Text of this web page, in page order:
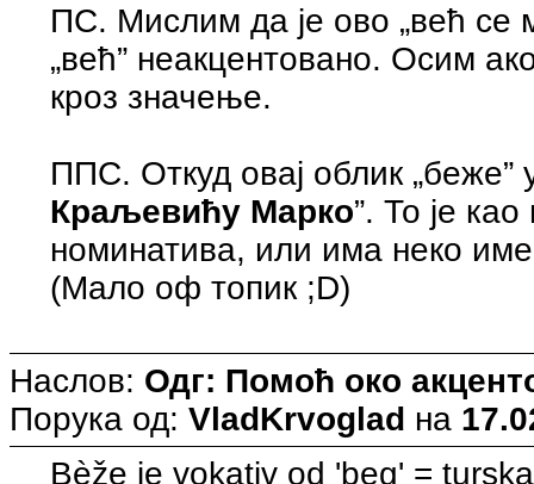
ПС. Мислим да је ово „већ се
„већ” неакцентовано. Осим
кроз значење.
ППС. Откуд овај облик
Краљевићу Марко”. То је
номинатива, или има неко име
(Мало оф топик ;D)
Наслов: Одг: Помоћ око
Порука од: VladKrvoglad на
Bèžе je vokativ od 'beg' =